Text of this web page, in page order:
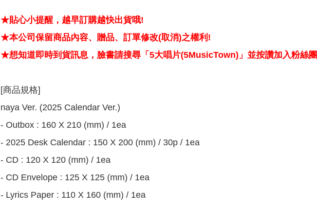
★貼心小提醒，越早訂購越快出貨哦!
★本公司保留商品內容、贈品、訂單修改(取消)之權利!
★想知道即時到貨訊息，臉書請搜尋「5大唱片(5MusicTown)」並按讚加入粉絲團
[商品規格]
naya Ver. (2025 Calendar Ver.)
- Outbox : 160 X 210 (mm) / 1ea
- 2025 Desk Calendar : 150 X 200 (mm) / 30p / 1ea
- CD : 120 X 120 (mm) / 1ea
- CD Envelope : 125 X 125 (mm) / 1ea
- Lyrics Paper : 110 X 160 (mm) / 1ea